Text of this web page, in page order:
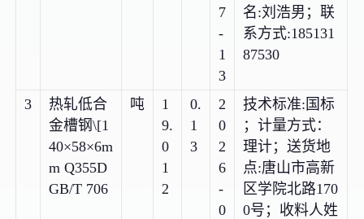
7
-
1
3
名:刘浩男；联
系方式:185131
87530
3
热轧低合
金槽钢\[1
40×58×6m
m Q355D
GB/T 706
吨
1
9.
0
1
2
0.
1
3
2
0
2
6
-
0
技术标准:国标
；计量方式：
理计；送货地
点:唐山市高新
区学院北路170
0号；收料人姓